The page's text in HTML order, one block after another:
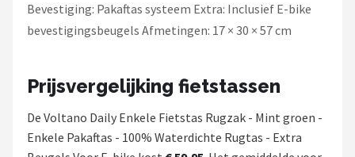
Bevestiging: Pakaftas systeem Extra: Inclusief E-bike
bevestigingsbeugels Afmetingen: 17 × 30 × 57 cm
Prijsvergelijking fietstassen
De Voltano Daily Enkele Fietstas Rugzak - Mint groen -
Enkele Pakaftas - 100% Waterdichte Rugtas - Extra